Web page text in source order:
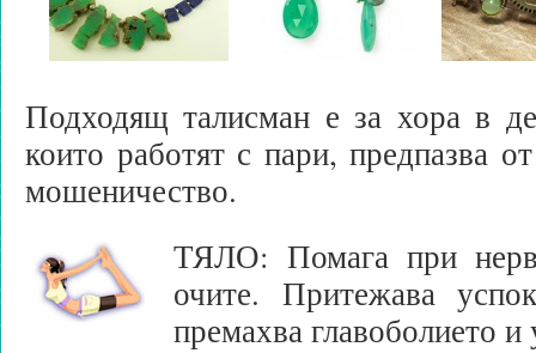
Подходящ талисман е за хора в
които работят с пари, предпазва
мошеничество.
ТЯЛО: Помага при
очите. Притежава
премахва главоболието и